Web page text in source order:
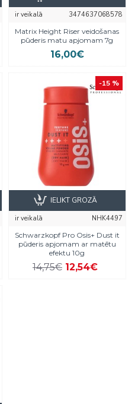
ir veikalā
3474637068578
Matrix Height Riser veidošanas
pūderis matu apjomam 7g
16,00€
-15 %
ir veikalā
NHK4497
Schwarzkopf Pro Osis+ Dust it
pūderis apjomam ar matētu
efektu 10g
14,75€ 12,54€
IELIKT GROZĀ